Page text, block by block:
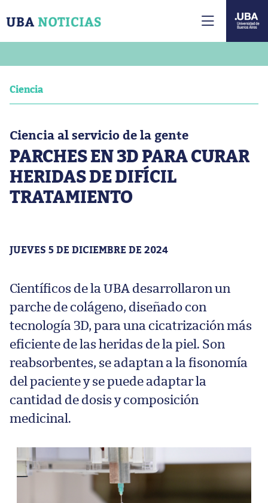
Ciencia
Ciencia al servicio de la gente
PARCHES EN 3D PARA CURAR
HERIDAS DE DIFÍCIL
TRATAMIENTO
JUEVES 5 DE DICIEMBRE DE 2024
Científicos de la UBA desarrollaron un
parche de colágeno, diseñado con
tecnología 3D, para una cicatrización más
eficiente de las heridas de la piel. Son
reabsorbentes, se adaptan a la fisonomía
del paciente y se puede adaptar la
cantidad de dosis y composición
medicinal.